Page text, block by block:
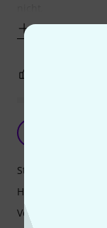
Mehr anzeigen
Stabilität
Handling
Verarbeitung